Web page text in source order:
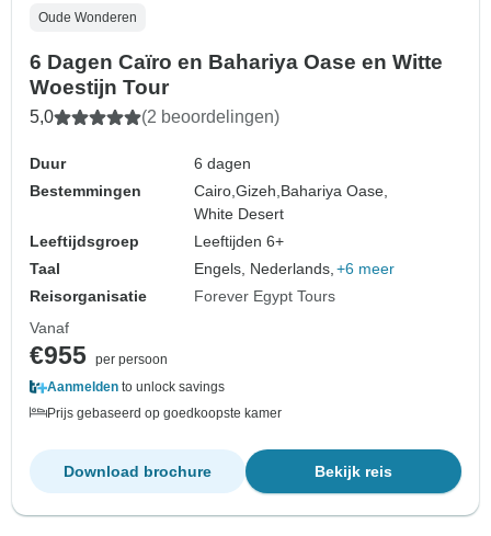
Oude Wonderen
6 Dagen Caïro en Bahariya Oase en Witte
Woestijn Tour
5,0 (2 beoordelingen)
Duur
6 dagen
Bestemmingen
Cairo,Gizeh, Bahariya Oase,
White Desert
Leeftijdsgroep
Leeftijden 6+
Taal
Engels, Nederlands, +6 meer
Reisorganisatie
Forever Egypt Tours
Vanaf
€955 per persoon
Aanmelden to unlock savings
Prijs gebaseerd op goedkoopste kamer
Bekijk reis
Download brochure